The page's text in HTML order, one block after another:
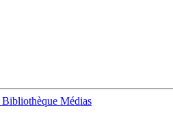
Bibliothèque Médias